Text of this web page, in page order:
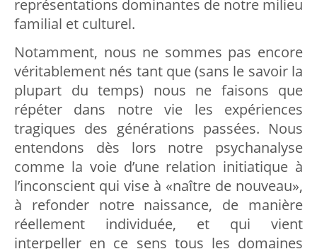
représentations dominantes de notre milieu
familial et culturel.
Notamment, nous ne sommes pas encore
véritablement nés tant que (sans le savoir la
plupart du temps) nous ne faisons que
répéter dans notre vie les expériences
tragiques des générations passées. Nous
entendons dès lors notre psychanalyse
comme la voie d’une relation initiatique à
l’inconscient qui vise à «naître de nouveau»,
à refonder notre naissance, de manière
réellement individuée, et qui vient
interpeller en ce sens tous les domaines